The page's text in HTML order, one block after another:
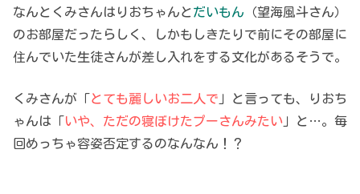
なんとくみさんはりおちゃんと だいもん （望海風斗さん）
のお部屋だったらしく、しかもしきたりで前にその部屋に
住んでいた生徒さんが差し入れをする文化があるそうで。
くみさんが「 とても麗しいお二人で 」と言っても、りおち
ゃんは「 いや、ただの寝ぼけたプーさんみたい 」と…。毎
回めっちゃ容姿否定するのなんなん！？